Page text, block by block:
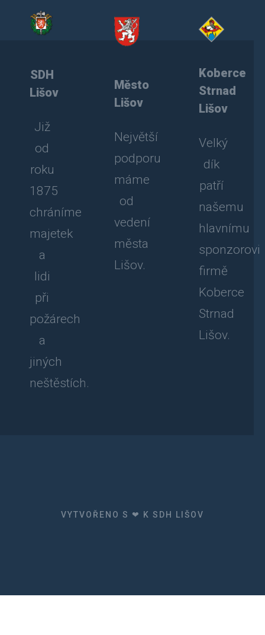
SDH
Lišov
Již
od
roku
1875
chráníme
majetek
a
lidi
při
požárech
a
jiných
neštěstích.
Město
Lišov
Největší
podporu
máme
od
vedení
města
Lišov.
Koberce
Strnad
Lišov
Velký
dík
patří
našemu
hlavnímu
sponzorovi
firmě
Koberce
Strnad
Lišov.
VYTVOŘENO S ❤ K SDH LIŠOV